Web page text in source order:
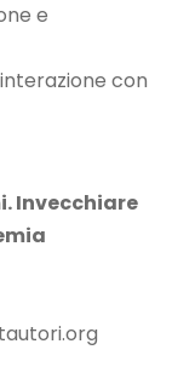
e
con
Invecchiare